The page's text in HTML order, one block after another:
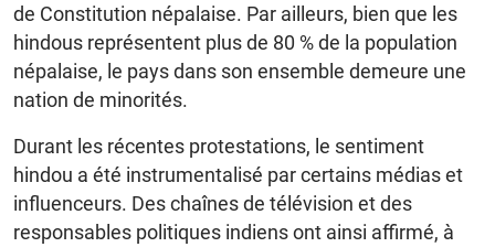
de Constitution népalaise. Par ailleurs, bien que les
hindous représentent plus de 80 % de la population
népalaise, le pays dans son ensemble demeure une
nation de minorités.
Durant les récentes protestations, le sentiment
hindou a été instrumentalisé par certains médias et
influenceurs. Des chaînes de télévision et des
responsables politiques indiens ont ainsi affirmé, à